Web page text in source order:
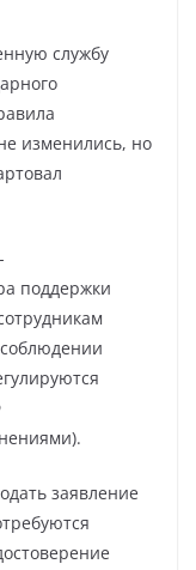
службу
изменились, но
поддержки
заявление